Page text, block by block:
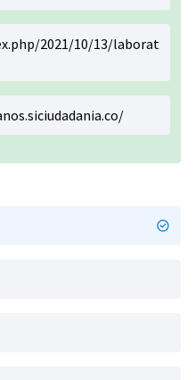
2021/10/13/laborat